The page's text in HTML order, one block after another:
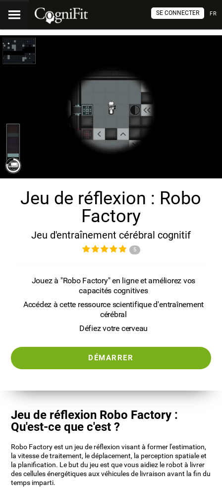
FR
SE CONNECTER
Jeu de réflexion : Robo
Factory
Jeu d'entraînement cérébral cognitif
5
Jouez à "Robo Factory" en ligne et améliorez vos
capacités cognitives
Accédez à cette ressource scientifique d'entraînement
cérébral
Défiez votre cerveau
DÉMARRER
Jeu de réflexion Robo Factory :
Qu'est-ce que c'est ?
Robo Factory est un jeu de réflexion visant à former l'estimation,
la vitesse de traitement, le déplacement, la perception spatiale et
la planification. Le but du jeu est que vous aidiez le robot à livrer
des cellules énergétiques aux véhicules de livraison avant la fin du
temps imparti.